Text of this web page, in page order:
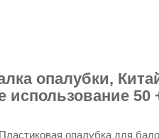
опалубки,
использование 50
опалубка для